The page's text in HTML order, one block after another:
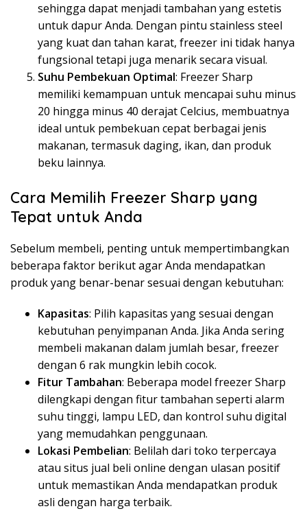
sehingga dapat menjadi tambahan yang estetis
untuk dapur Anda. Dengan pintu stainless steel
yang kuat dan tahan karat, freezer ini tidak hanya
fungsional tetapi juga menarik secara visual.
Suhu Pembekuan Optimal: Freezer Sharp
memiliki kemampuan untuk mencapai suhu minus
20 hingga minus 40 derajat Celcius, membuatnya
ideal untuk pembekuan cepat berbagai jenis
makanan, termasuk daging, ikan, dan produk
beku lainnya.
Cara Memilih Freezer Sharp yang
Tepat untuk Anda
Sebelum membeli, penting untuk mempertimbangkan
beberapa faktor berikut agar Anda mendapatkan
produk yang benar-benar sesuai dengan kebutuhan:
Kapasitas: Pilih kapasitas yang sesuai dengan
kebutuhan penyimpanan Anda. Jika Anda sering
membeli makanan dalam jumlah besar, freezer
dengan 6 rak mungkin lebih cocok.
Fitur Tambahan: Beberapa model freezer Sharp
dilengkapi dengan fitur tambahan seperti alarm
suhu tinggi, lampu LED, dan kontrol suhu digital
yang memudahkan penggunaan.
Lokasi Pembelian: Belilah dari toko terpercaya
atau situs jual beli online dengan ulasan positif
untuk memastikan Anda mendapatkan produk
asli dengan harga terbaik.